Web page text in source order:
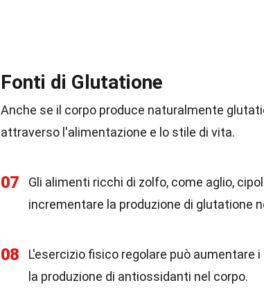
Fonti di Glutatione
Anche se il corpo produce naturalmente
attraverso l'alimentazione e lo stile di vita.
07 Gli alimenti ricchi di zolfo, come aglio,
incrementare la produzione di glutatione
08
L'esercizio fisico regolare può
la produzione di antiossidanti nel corpo.